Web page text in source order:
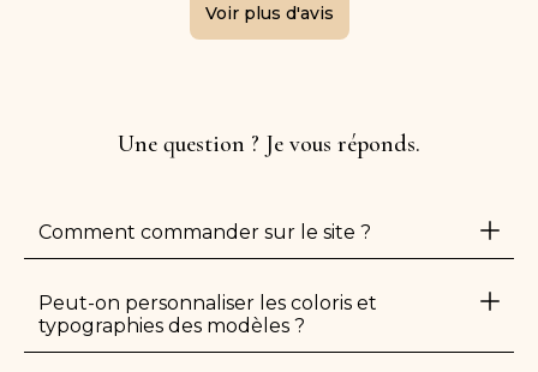
Voir plus d'avis
Une question ? Je vous réponds.
Comment commander sur le site ?
Peut-on personnaliser les coloris et
typographies des modèles ?